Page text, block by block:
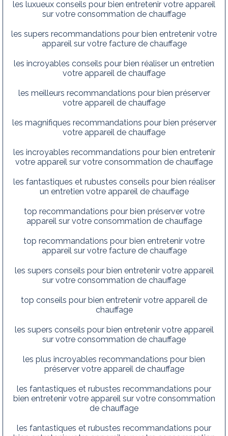
les luxueux conseils pour bien entretenir votre appareil
sur votre consommation de chauffage
les supers recommandations pour bien entretenir votre
appareil sur votre facture de chauffage
les incroyables conseils pour bien réaliser un entretien
votre appareil de chauffage
les meilleurs recommandations pour bien préserver
votre appareil de chauffage
les magnifiques recommandations pour bien préserver
votre appareil de chauffage
les incroyables recommandations pour bien entretenir
votre appareil sur votre consommation de chauffage
les fantastiques et rubustes conseils pour bien réaliser
un entretien votre appareil de chauffage
top recommandations pour bien préserver votre
appareil sur votre consommation de chauffage
top recommandations pour bien entretenir votre
appareil sur votre facture de chauffage
les supers conseils pour bien entretenir votre appareil
sur votre consommation de chauffage
top conseils pour bien entretenir votre appareil de
chauffage
les supers conseils pour bien entretenir votre appareil
sur votre consommation de chauffage
les plus incroyables recommandations pour bien
préserver votre appareil de chauffage
les fantastiques et rubustes recommandations pour
bien entretenir votre appareil sur votre consommation
de chauffage
les fantastiques et rubustes recommandations pour